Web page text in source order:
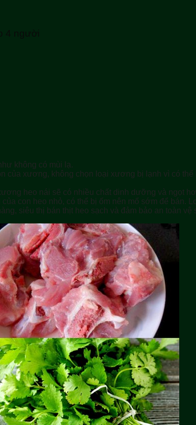
4 người
không có mùi lạ.
của xương, không chọn loại xương bị lạnh vì có
heo nái sẽ có nhiều chất dinh dưỡng và ngọt
con heo nhỏ, có thể bị ốm nên mổ sớm để bán.
siêu thị bán thịt heo sạch và đảm bảo an toàn vệ